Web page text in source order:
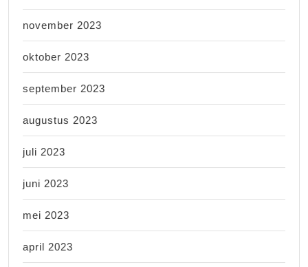
november 2023
oktober 2023
september 2023
augustus 2023
juli 2023
juni 2023
mei 2023
april 2023